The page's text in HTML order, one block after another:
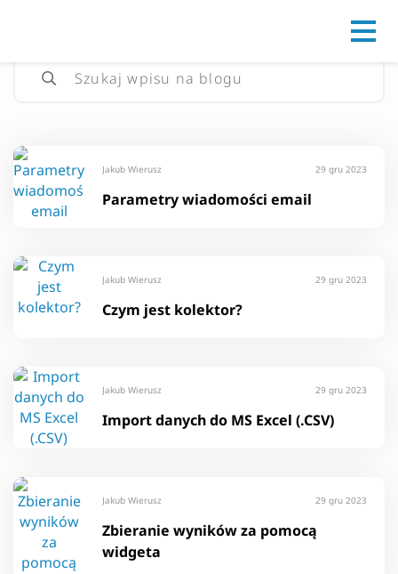
Jakub Wierusz 29 gru 2023
Parametry wiadomości email
Jakub Wierusz 29 gru 2023
Czym jest kolektor?
Jakub Wierusz 29 gru 2023
Import danych do MS Excel (.CSV)
Jakub Wierusz 29 gru 2023
Zbieranie wyników za pomocą
widgeta